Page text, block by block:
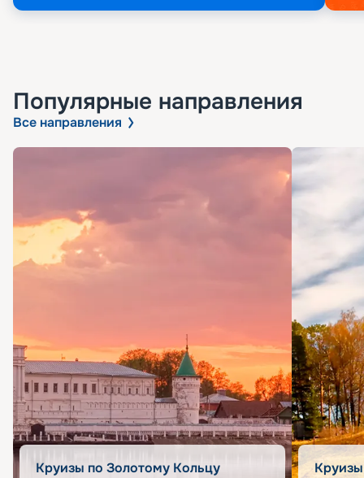
Популярные направления
Все направления
Круизы по Золотому Кольцу